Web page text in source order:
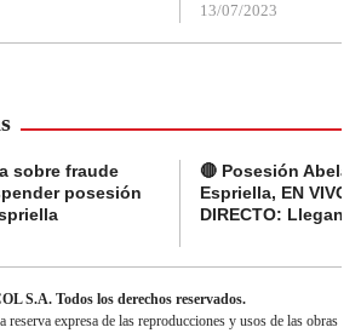
13/07/2023
sobre fraude
posesión
🔴 Posesión
Espriella, EN VIVO
DIRECTO: Llegan
S.A. Todos los derechos reservados.
expresa de las reproducciones y usos de las obras